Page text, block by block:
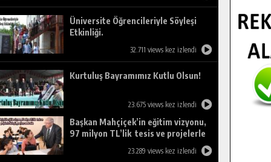
Üniversite Öğrencileriyle Söyleşi
Etkinliği.
32.711 views kez izlendi
Kurtuluş Bayramımız Kutlu Olsun!
23.675 views kez izlendi
Başkan Mahçiçek’in eğitim vizyonu,
97 milyon TL’lik tesis ve projelerle
23.289 views kez izlendi